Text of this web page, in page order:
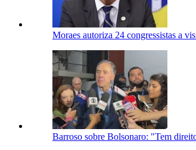
Moraes autoriza 24 congressistas a
Barroso sobre Bolsonaro: "Tem